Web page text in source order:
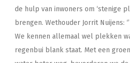
de hulp van inwoners om ‘stenige
brengen. Wethouder Jorrit Nuijens:
We kennen allemaal wel plekken
regenbui blank staat. Met een